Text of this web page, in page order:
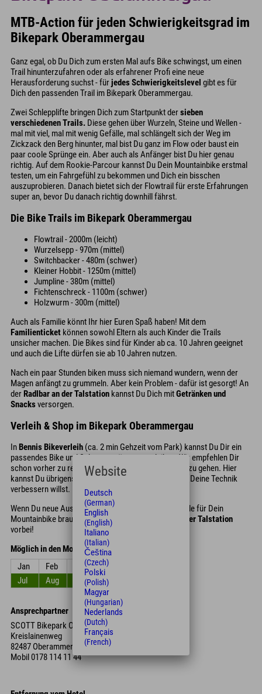
MTB-Action für jeden Schwierigkeitsgrad im
Bikepark Oberammergau
Ganz egal, ob Du Dich zum ersten Mal aufs Bike schwingst, um einen
Trail hinunterzufahren oder als erfahrener Profi eine neue
Herausforderung suchst - fürjedes Schwierigkeitslevel gibt es für
Dich den passenden Trail im Bikepark Oberammergau.
Zwei Schlepplifte bringen Dich zum Startpunkt dersieben
verschiedenen Trails. Diese gehen über Wurzeln, Steine und Wellen -
mal mit viel, mal mit wenig Gefälle, mal schlängelt sich der Weg im
Zickzack den Berg hinunter, mal bist Du ganz im Flow oder baust ein
paar coole Sprünge ein. Aber auch als Anfänger bist Du hier genau
richtig. Auf dem Rookie-Parcour kannst Du Dein Mountainbike erstmal
testen, um ein Fahrgefühl zu bekommen und Dich ein bisschen
auszuprobieren. Danach bietet sich der Flowtrail für erste Erfahrungen
super an, bevor Du danach richtig downhill fährst.
Die Bike Trails im Bikepark Oberammergau
Flowtrail - 2000m (leicht)
Wurzelsepp - 970m (mittel)
Switchbacker - 480m (schwer)
Kleiner Hobbit - 1250m (mittel)
Jumpline - 380m (mittel)
Fichtenschreck - 1100m (schwer)
Holzwurm - 300m (mittel)
Auch als Familie könnt Ihr hier Euren Spaß haben! Mit dem
Familienticket können sowohl Eltern als auch Kinder die Trails
unsicher machen. Die Bikes sind für Kinder ab ca. 10 Jahren geeignet
und auch die Lifte dürfen sie ab 10 Jahren nutzen.
Nach ein paar Stunden biken muss sich niemand wundern, wenn der
Magen anfängt zu grummeln. Aber kein Problem - dafür ist gesorgt! An
derRadlbar an der Talstation kannst Du Dich mitGetränken und
Snacksversorgen.
Verleih & Shop im Bikepark Oberammergau
InBennis Bikeverleih (ca. 2 min Gehzeit vom Park) kannst Du Dir ein
passendes Bike und Schutzausrüstung ausleihen. Wir empfehlen Dir
schon vorher zu reservieren, um auf Nummer sicher zu gehen. Hier
kannst Du übrigens auch Bikekurse buchen, wenn Du Deine Technik
verbessern willst.
Wenn Du neue Ausrüstung, Bekleidung oder Ersatzteile für Dein
Mountainbike brauchst, schau doch mal im
Shop an der Talstation
vorbei!
Möglich in den Monaten
Jan
Feb Mrz Apr
Jul
Aug Sep Okt
Ansprechpartner
SCOTT Bikepark Oberammergau
Kreislainenweg
82487 Oberammergau
Mobil0178 114 11 44
Website
Deutsch
(German)
English
(English)
Italiano
(Italian)
Čeština
(Czech)
Polski
(Polish)
Magyar
(Hungarian)
Nederlands
(Dutch)
Français
(French)